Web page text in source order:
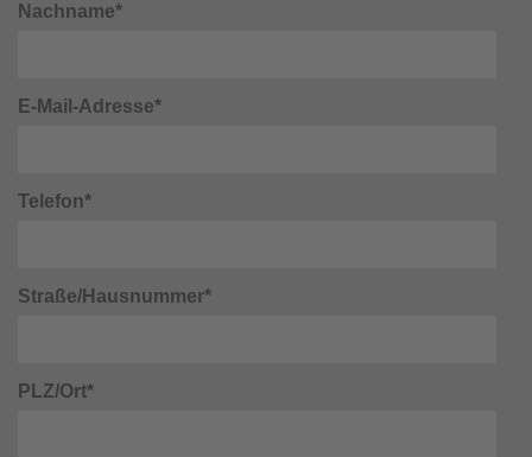
Nachname*
E-Mail-Adresse*
Telefon*
Straße/Hausnummer*
PLZ/Ort*